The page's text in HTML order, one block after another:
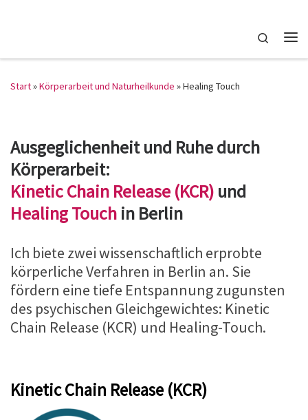
Search
Start»Körperarbeit und Naturheilkunde »Healing Touch
Ausgeglichenheit und Ruhe durch
Körperarbeit:
Kinetic Chain Release (KCR) und
Healing Touch in Berlin
Ich biete zwei wissenschaftlich erprobte
körperliche Verfahren in Berlin an. Sie
fördern eine tiefe Entspannung zugunsten
des psychischen Gleichgewichtes: Kinetic
Chain Release (KCR) und Healing-Touch.
Kinetic Chain Release (KCR)